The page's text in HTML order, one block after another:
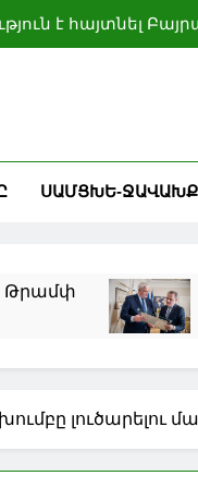
է հայտնել
ՍԱՄՑԽԵ-ՋԱՎԱԽՔ
2 Ժամ
լուծարելու